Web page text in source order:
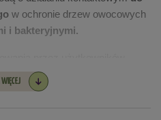
w ochronie drzew owocowych
i bakteryjnymi.